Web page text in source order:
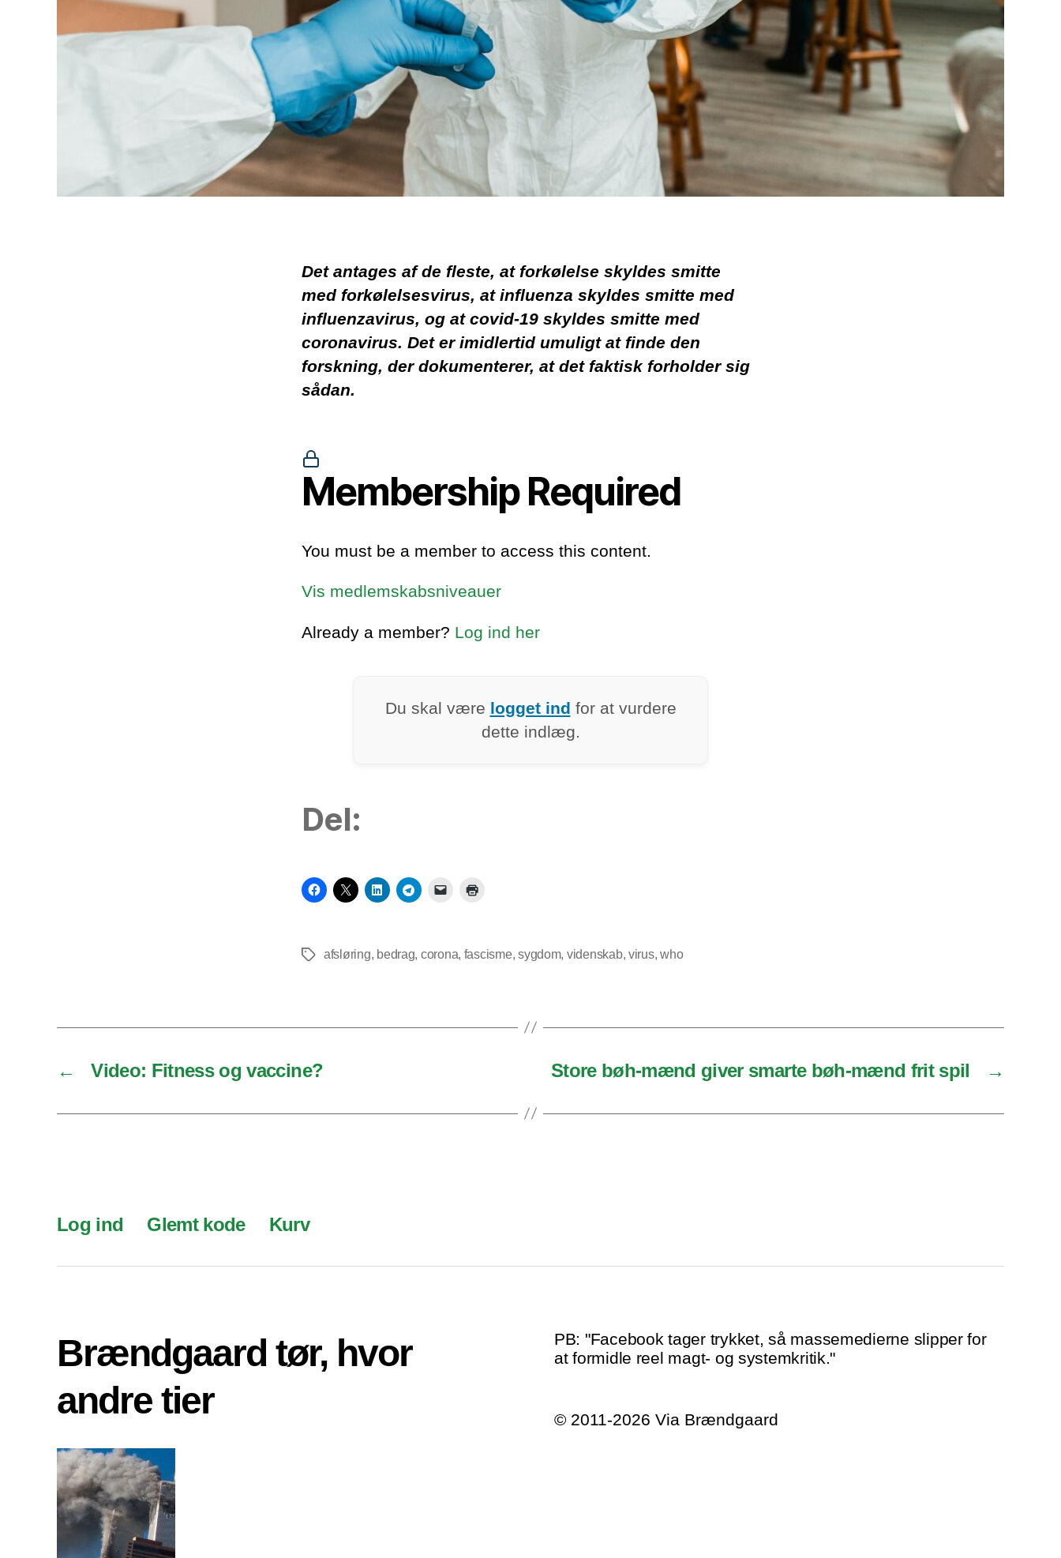
Det antages af de fleste, at forkølelse skyldes smitte
med forkølelsesvirus, at influenza skyldes smitte med
influenzavirus, og at covid-19 skyldes smitte med
coronavirus. Det er imidlertid umuligt at finde den
forskning, der dokumenterer, at det faktisk forholder sig
sådan.
Membership Required
You must be a member to access this content.
Vis medlemskabsniveauer
Already a member? Log ind her
Du skal være logget ind for at vurdere
dette indlæg.
Del:
Tagsafsløring, bedrag, corona, fascisme,sygdom, videnskab, virus,who
← Video: Fitness og vaccine? →
Store bøh-mænd giver smarte bøh-mænd frit spil
Log ind Glemt kode Kurv
Brændgaard tør, hvor
andre tier
PB: "Facebook tager trykket, så massemedierne slipper for
at formidle reel magt- og systemkritik."
© 2011-2026 Via Brændgaard